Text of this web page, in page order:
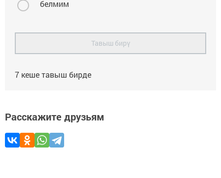
белмим
Тавыш бирү
7 кеше тавыш бирде
Расскажите друзьям